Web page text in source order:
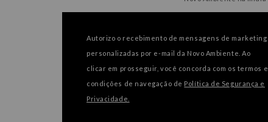
FORMAS DE PAGAMENTO
Autorizo o recebimento de mensagens de marketing
personalizadas por e-mail da Novo Ambiente. Ao
clicar em prosseguir, você concorda com os termos e
condições de navegação de Política de Segurança e
Privacidade.